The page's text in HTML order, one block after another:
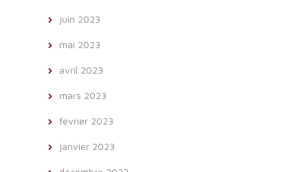
juin 2023
mai 2023
avril 2023
mars 2023
février 2023
janvier 2023